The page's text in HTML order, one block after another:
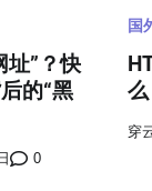
址”？快
的“黑
0
国
穿